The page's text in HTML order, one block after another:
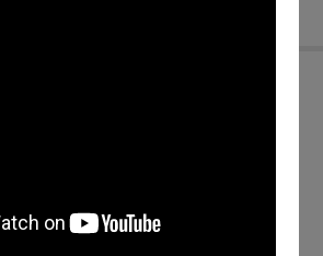
者1名購票5折優待，入場時應出示身心
者可享5折優待，入場時請出示有效證